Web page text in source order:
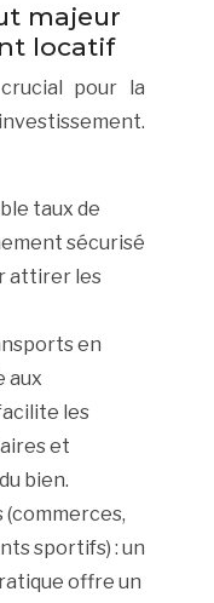
majeur
locatif
pour la
taux de
sécurisé
attirer les
en
aux
les
et
bien.
sportifs) : un
offre un